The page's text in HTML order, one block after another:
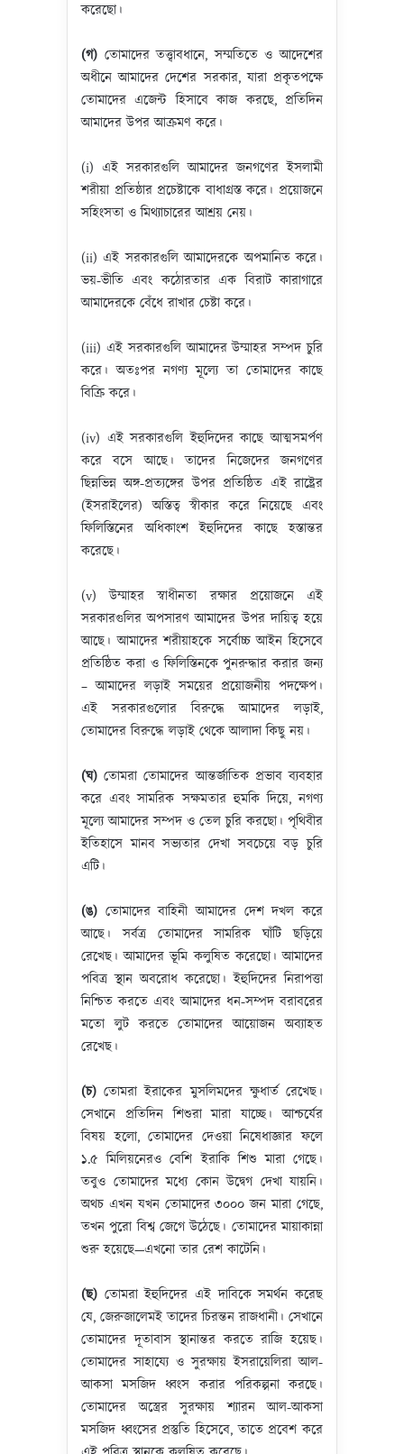
করেছো।
(গ) তোমাদের তত্ত্বাবধানে, সম্মতিতে ও আদেশের
অধীনে আমাদের দেশের সরকার, যারা প্রকৃতপক্ষে
তোমাদের এজেন্ট হিসাবে কাজ করছে, প্রতিদিন
আমাদের উপর আক্রমণ করে।
(i) এই সরকারগুলি আমাদের জনগণের ইসলামী
শরীয়া প্রতিষ্ঠার প্রচেষ্টাকে বাধাগ্রস্ত করে। প্রয়োজনে
সহিংসতা ও মিথ্যাচারের আশ্রয় নেয়।
(ii) এই সরকারগুলি আমাদেরকে অপমানিত করে।
ভয়-ভীতি এবং কঠোরতার এক বিরাট কারাগারে
আমাদেরকে বেঁধে রাখার চেষ্টা করে।
(iii) এই সরকারগুলি আমাদের উম্মাহর সম্পদ চুরি
করে। অতঃপর নগণ্য মূল্যে তা তোমাদের কাছে
বিক্রি করে।
(iv) এই সরকারগুলি ইহুদিদের কাছে আত্মসমর্পণ
করে বসে আছে। তাদের নিজেদের জনগণের
ছিন্নভিন্ন অঙ্গ-প্রত্যঙ্গের উপর প্রতিষ্ঠিত এই রাষ্ট্রের
(ইসরাইলের) অস্তিত্ব স্বীকার করে নিয়েছে এবং
ফিলিস্তিনের অধিকাংশ ইহুদিদের কাছে হস্তান্তর
করেছে।
(v) উম্মাহর স্বাধীনতা রক্ষার প্রয়োজনে এই
সরকারগুলির অপসারণ আমাদের উপর দায়িত্ব হয়ে
আছে। আমাদের শরীয়াহকে সর্বোচ্চ আইন হিসেবে
প্রতিষ্ঠিত করা ও ফিলিস্তিনকে পুনরুদ্ধার করার জন্য
– আমাদের লড়াই সময়ের প্রয়োজনীয় পদক্ষেপ।
এই সরকারগুলোর বিরুদ্ধে আমাদের লড়াই,
তোমাদের বিরুদ্ধে লড়াই থেকে আলাদা কিছু নয়।
(ঘ) তোমরা তোমাদের আন্তর্জাতিক প্রভাব ব্যবহার
করে এবং সামরিক সক্ষমতার হুমকি দিয়ে, নগণ্য
মূল্যে আমাদের সম্পদ ও তেল চুরি করছো। পৃথিবীর
ইতিহাসে মানব সভ্যতার দেখা সবচেয়ে বড় চুরি
এটি।
(ঙ) তোমাদের বাহিনী আমাদের দেশ দখল করে
আছে। সর্বত্র তোমাদের সামরিক ঘাঁটি ছড়িয়ে
রেখেছ। আমাদের ভূমি কলুষিত করেছো। আমাদের
পবিত্র স্থান অবরোধ করেছো। ইহুদিদের নিরাপত্তা
নিশ্চিত করতে এবং আমাদের ধন-সম্পদ বরাবরের
মতো লুট করতে তোমাদের আয়োজন অব্যাহত
রেখেছ।
(চ) তোমরা ইরাকের মুসলিমদের ক্ষুধার্ত রেখেছ।
সেখানে প্রতিদিন শিশুরা মারা যাচ্ছে। আশ্চর্যের
বিষয় হলো, তোমাদের দেওয়া নিষেধাজ্ঞার ফলে
১.৫ মিলিয়নেরও বেশি ইরাকি শিশু মারা গেছে।
তবুও তোমাদের মধ্যে কোন উদ্বেগ দেখা যায়নি।
অথচ এখন যখন তোমাদের ৩০০০ জন মারা গেছে,
তখন পুরো বিশ্ব জেগে উঠেছে। তোমাদের মায়াকান্না
শুরু হয়েছে—এখনো তার রেশ কাটেনি।
(ছ) তোমরা ইহুদিদের এই দাবিকে সমর্থন করেছ
যে, জেরুজালেমই তাদের চিরন্তন রাজধানী। সেখানে
তোমাদের দূতাবাস স্থানান্তর করতে রাজি হয়েছ।
তোমাদের সাহায্যে ও সুরক্ষায় ইসরায়েলিরা আল-
আকসা মসজিদ ধ্বংস করার পরিকল্পনা করছে।
তোমাদের অস্ত্রের সুরক্ষায় শ্যারন আল-আকসা
মসজিদ ধ্বংসের প্রস্তুতি হিসেবে, তাতে প্রবেশ করে